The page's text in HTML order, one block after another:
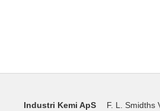
Industri Kemi ApS F. L. Smidths